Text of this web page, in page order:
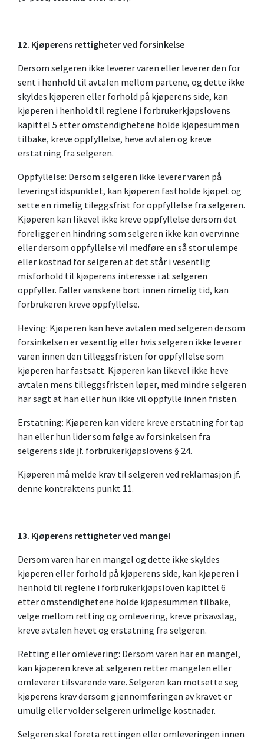
12. Kjøperens rettigheter ved forsinkelse
Dersom selgeren ikke leverer varen eller leverer den for
sent i henhold til avtalen mellom partene, og dette ikke
skyldes kjøperen eller forhold på kjøperens side, kan
kjøperen i henhold til reglene i forbrukerkjøpslovens
kapittel 5 etter omstendighetene holde kjøpesummen
tilbake, kreve oppfyllelse, heve avtalen og kreve
erstatning fra selgeren.
Oppfyllelse: Dersom selgeren ikke leverer varen på
leveringstidspunktet, kan kjøperen fastholde kjøpet og
sette en rimelig tileggsfrist for oppfyllelse fra selgeren.
Kjøperen kan likevel ikke kreve oppfyllelse dersom det
foreligger en hindring som selgeren ikke kan overvinne
eller dersom oppfyllelse vil medføre en så stor ulempe
eller kostnad for selgeren at det står i vesentlig
misforhold til kjøperens interesse i at selgeren
oppfyller. Faller vanskene bort innen rimelig tid, kan
forbrukeren kreve oppfyllelse.
Heving: Kjøperen kan heve avtalen med selgeren dersom
forsinkelsen er vesentlig eller hvis selgeren ikke leverer
varen innen den tilleggsfristen for oppfyllelse som
kjøperen har fastsatt. Kjøperen kan likevel ikke heve
avtalen mens tilleggsfristen løper, med mindre selgeren
har sagt at han eller hun ikke vil oppfylle innen fristen.
Erstatning: Kjøperen kan videre kreve erstatning for tap
han eller hun lider som følge av forsinkelsen fra
selgerens side jf. forbrukerkjøpslovens § 24.
Kjøperen må melde krav til selgeren ved reklamasjon jf.
denne kontraktens punkt 11.
13. Kjøperens rettigheter ved mangel
Dersom varen har en mangel og dette ikke skyldes
kjøperen eller forhold på kjøperens side, kan kjøperen i
henhold til reglene i forbrukerkjøpsloven kapittel 6
etter omstendighetene holde kjøpesummen tilbake,
velge mellom retting og omlevering, kreve prisavslag,
kreve avtalen hevet og erstatning fra selgeren.
Retting eller omlevering: Dersom varen har en mangel,
kan kjøperen kreve at selgeren retter mangelen eller
omleverer tilsvarende vare. Selgeren kan motsette seg
kjøperens krav dersom gjennomføringen av kravet er
umulig eller volder selgeren urimelige kostnader.
Selgeren skal foreta rettingen eller omleveringen innen